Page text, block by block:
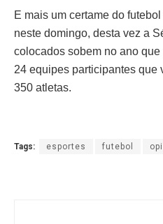
E mais um certame do
neste domingo, desta vez a
colocados sobem no ano
24 equipes participantes que
350 atletas.
Tags: esportes futebol